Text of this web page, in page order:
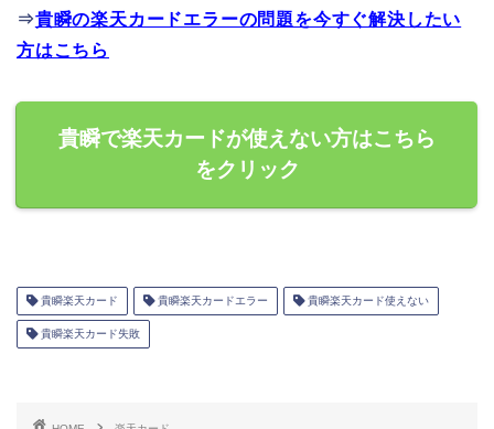
⇒貴瞬の楽天カードエラーの問題を今すぐ解決したい
方はこちら
貴瞬で楽天カードが使えない方はこちら
をクリック
貴瞬楽天カード 貴瞬楽天カードエラー 貴瞬楽天カード使えない
貴瞬楽天カード失敗